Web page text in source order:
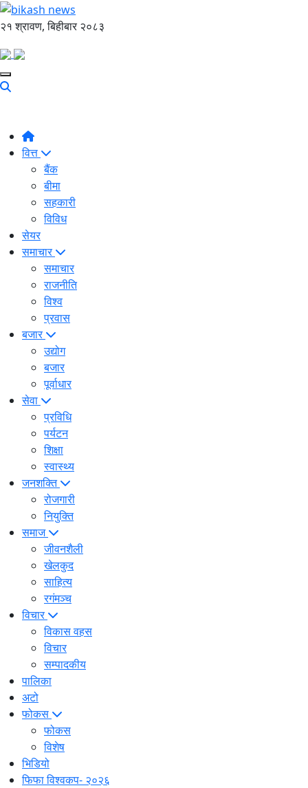
२१ श्रावण, बिहीबार २०८३
वित्त
बैंक
बीमा
सहकारी
विविध
सेयर
समाचार
समाचार
राजनीति
विश्व
प्रवास
बजार
उद्योग
बजार
पूर्वाधार
सेवा
प्रविधि
पर्यटन
शिक्षा
स्वास्थ्य
जनशक्ति
रोजगारी
नियुक्ति
समाज
जीवनशैली
खेलकुद
साहित्य
रगंमञ्च
विचार
विकास वहस
विचार
सम्पादकीय
पालिका
अटो
फोकस
फोकस
विशेष
भिडियो
फिफा विश्वकप- २०२६